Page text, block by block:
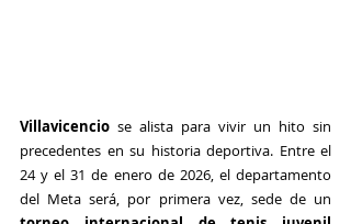
Villavicencio se alista para vivir un hito sin
precedentes en su historia deportiva. Entre el
24 y el 31 de enero de 2026, el departamento
del Meta será, por primera vez, sede de un